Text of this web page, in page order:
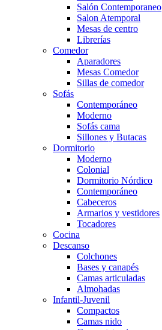
Salón Contemporaneo
Salon Atemporal
Mesas de centro
Librerías
Comedor
Aparadores
Mesas Comedor
Sillas de comedor
Sofás
Contemporáneo
Moderno
Sofás cama
Sillones y Butacas
Dormitorio
Moderno
Colonial
Dormitorio Nórdico
Contemporáneo
Cabeceros
Armarios y vestidores
Tocadores
Cocina
Descanso
Colchones
Bases y canapés
Camas articuladas
Almohadas
Infantil-Juvenil
Compactos
Camas nido